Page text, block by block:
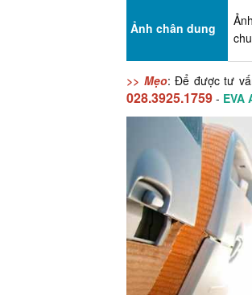
Ảnh chân dung
>> Mẹo: Để được tư
028.3925.1759 - EVA